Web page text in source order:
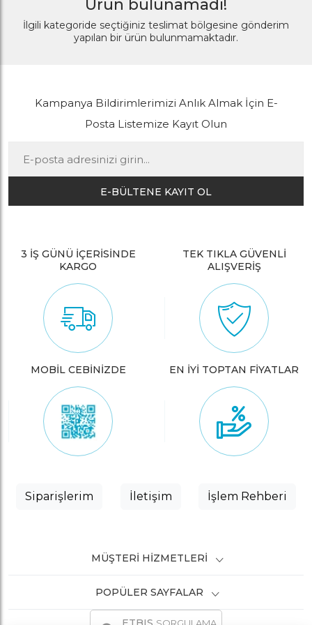
Ürün bulunamadı!
İlgili kategoride seçtiğiniz teslimat bölgesine gönderim
yapılan bir ürün bulunmamaktadır.
Kampanya Bildirimlerimizi Anlık Almak İçin E-
Posta Listemize Kayıt Olun
E-BÜLTENE KAYIT OL
3 İŞ GÜNÜ İÇERİSİNDE
KARGO
TEK TIKLA GÜVENLİ
ALIŞVERİŞ
MOBİL CEBİNİZDE EN İYİ TOPTAN FİYATLAR
Siparişlerim İletişim İşlem Rehberi
MÜŞTERI HIZMETLERI
POPÜLER SAYFALAR